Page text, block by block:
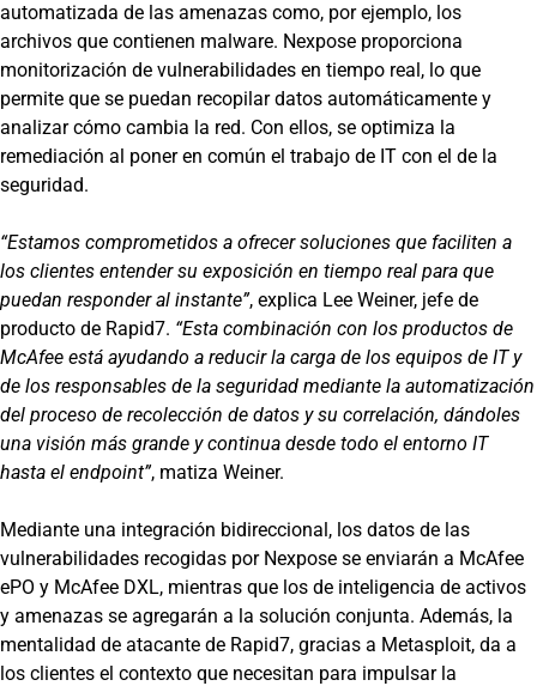
automatizada de las amenazas como, por ejemplo, los
archivos que contienen malware. Nexpose proporciona
monitorización de vulnerabilidades en tiempo real, lo que
permite que se puedan recopilar datos automáticamente y
analizar cómo cambia la red. Con ellos, se optimiza la
remediación al poner en común el trabajo de IT con el de la
seguridad.
“Estamos comprometidos a ofrecer soluciones que faciliten a
los clientes entender su exposición en tiempo real para que
puedan responder al instante”, explica Lee Weiner, jefe de
producto de Rapid7. “Esta combinación con los productos de
McAfee está ayudando a reducir la carga de los equipos de IT y
de los responsables de la seguridad mediante la automatización
del proceso de recolección de datos y su correlación, dándoles
una visión más grande y continua desde todo el entorno IT
hasta el endpoint”, matiza Weiner.
Mediante una integración bidireccional, los datos de las
vulnerabilidades recogidas por Nexpose se enviarán a McAfee
ePO y McAfee DXL, mientras que los de inteligencia de activos
y amenazas se agregarán a la solución conjunta. Además, la
mentalidad de atacante de Rapid7, gracias a Metasploit, da a
los clientes el contexto que necesitan para impulsar la